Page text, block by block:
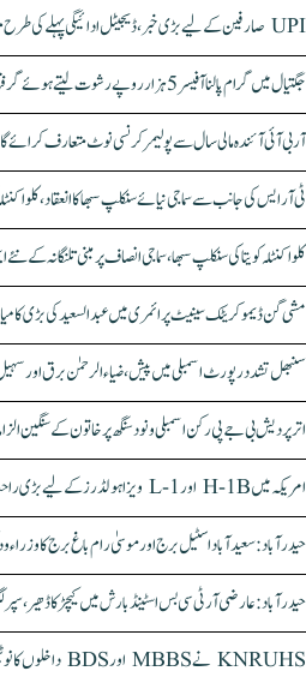
UPI صارفین کے لیے بڑی خبر، ڈیجیٹل ادائیگی پہلے کی طرح مفت رہے گی
جگتیال میں گرام پالنا آفیسر 5 ہزار روپے رشوت لیتے ہوئے گرفتار
آر بی آئی آئندہ مالی سال سے پولیمر کرنسی نوٹ متعارف کرائے گا
ٹی آر ایس کی جانب سے سماجی نیائے سنکلپ سبھا کا انعقاد،
کلواکنٹلہ کویتا کی سنکلپ سبھا، سماجی انصاف پر مبنی تلنگانہ کے
مشی گن ڈیموکریٹک سینیٹ پرائمری میں عبدالسعید کی بڑی
سنبھل تشدد رپورٹ اسمبلی میں پیش، ضیاء الرحمٰن برق اور
اتر پردیش بی جے پی رکن اسمبلی ونود سنگھ پر خاتون کے سنگین
امریکہ میں H-1B اور L-1 ویزا ہولڈرز کے لیے بڑی راحت، اب ملک چھوڑے بغیر ویزا تجدید ممکن
حیدرآباد: سعیدآباد اسٹیل برج اور موسیٰ رام باغ برج کا وزراء
حیدرآباد: عارضی آر ٹی سی بس اسٹینڈ بارش میں کیچڑ کا ڈھیر،
KNRUHS نے MBBS اور BDS داخلوں کا نوٹیفکیشن جاری کر دیا